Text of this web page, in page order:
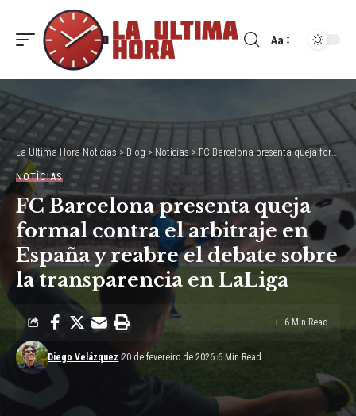
Font
Aa
La Ultima Hora Notícias >Blog > Notícias > FC Barcelona presenta queja formal contra el arbitraje en España y reabre el debate sobre la transparencia en LaLiga
NOTÍCIAS
FC Barcelona presenta queja
formal contra el arbitraje en
España y reabre el debate sobre
la transparencia en LaLiga
Diego Velázquez 20 de fevereiro de 2026 6 Min Read
6 Min Read